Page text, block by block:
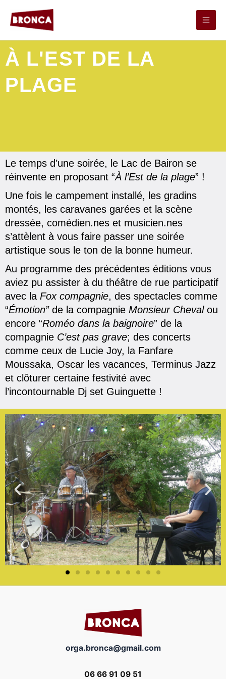
contenu
À L'EST DE LA
PLAGE
Le temps d’une soirée, le Lac de Bairon se
réinvente en proposant “À l’Est de la plage” !
Une fois le campement installé, les gradins
montés, les caravanes garées et la scène
dressée, comédien.nes et musicien.nes
s’attèlent à vous faire passer une soirée
artistique sous le ton de la bonne humeur.
Au programme des précédentes éditions vous
aviez pu assister à du théâtre de rue participatif
avec la Fox compagnie, des spectacles comme
“Émotion”de la compagnie Monsieur Chevalou
encore “Roméo dans la baignoire” de la
compagnie C’est pas grave; des concerts
comme ceux de Lucie Joy, la Fanfare
Moussaka, Oscar les vacances, Terminus Jazz
et clôturer certaine festivité avec
l’incontournable Dj set Guinguette !
orga.bronca@gmail.com
06 66 91 09 51